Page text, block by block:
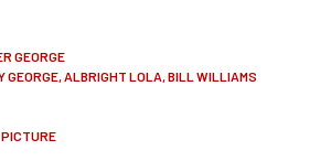
GEORGE
GEORGE, ALBRIGHT LOLA, BILL WILLIAMS